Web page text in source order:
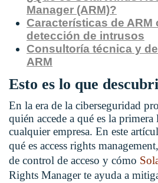
Manager (ARM)?
Características de ARM
detección de intrusos
Consultoría técnica y
ARM
Esto es lo que
En la era de la ciberseguridad
quién accede a qué es la primera
cualquier empresa. En este
qué es access rights management,
de control de acceso y cómo
Rights Managerte ayuda a